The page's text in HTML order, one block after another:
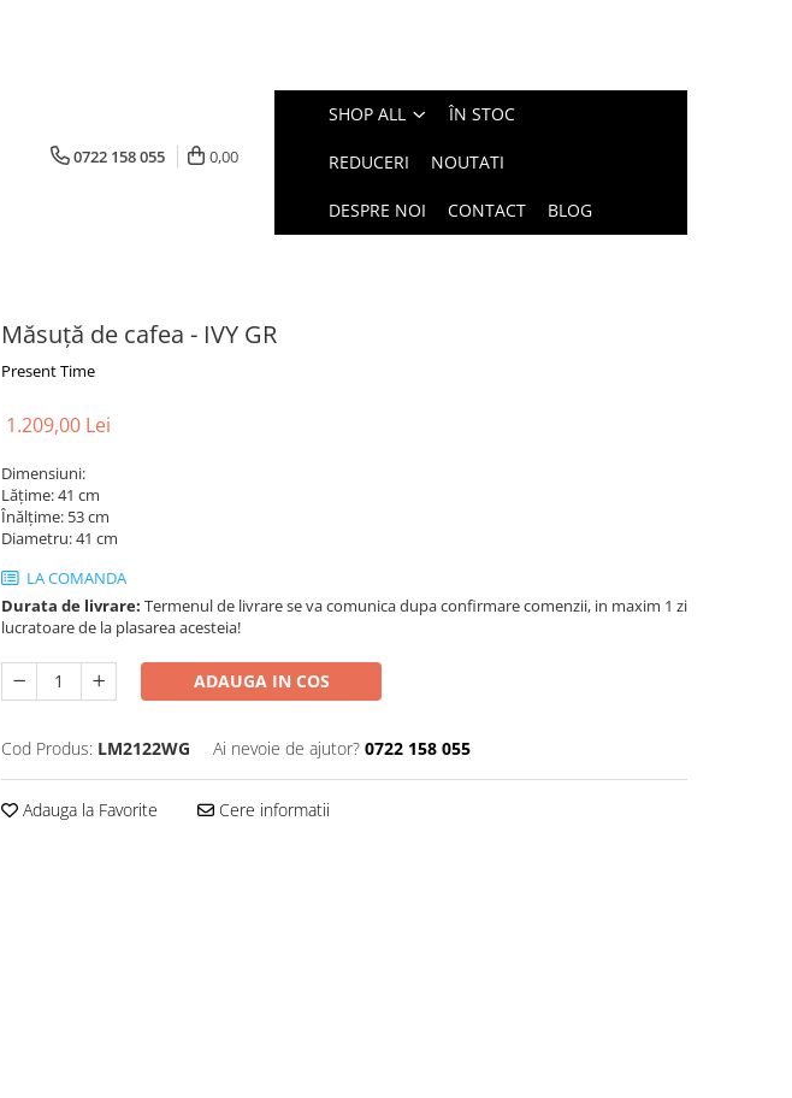
0722 158 055 0,00
SHOP ALL ÎN STOC
REDUCERI NOUTATI
DESPRE NOI CONTACT BLOG
Măsuță de cafea - IVY GR
Present Time
1.209,00 Lei
Dimensiuni:
Lățime: 41 cm
Înălțime: 53 cm
Diametru: 41 cm
LA COMANDA
Durata de livrare: Termenul de livrare se va comunica dupa confirmare comenzii, in maxim 1 zi
lucratoare de la plasarea acesteia!
ADAUGA IN COS
Cod Produs: LM2122WG Ai nevoie de ajutor? 0722 158 055
Adauga la Favorite Cere informatii